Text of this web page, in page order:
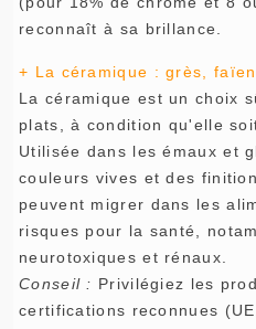
reconnaît à sa brillance.
+ La céramique : grès,
La céramique est un choix
plats, à condition qu'elle
Utilisée dans les émaux et
couleurs vives et des
peuvent migrer dans les
risques pour la santé,
neurotoxiques et rénaux.
Conseil : Privilégiez les
certifications reconnues